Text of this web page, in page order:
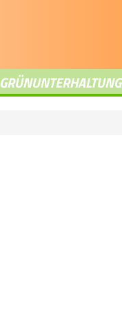
GRÜNUNTERHALTUNG